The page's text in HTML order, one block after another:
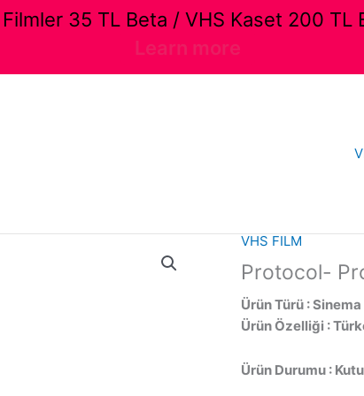
VHS FILM
Protocol-
Ürün Türü :
Ürün Özelliği :
Ürün Durumu :
35 TL Beta / VHS Kaset 200 TL
Learn more